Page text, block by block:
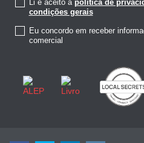
Li e aceito a politica de
condições gerais
Eu concordo em receber
comercial